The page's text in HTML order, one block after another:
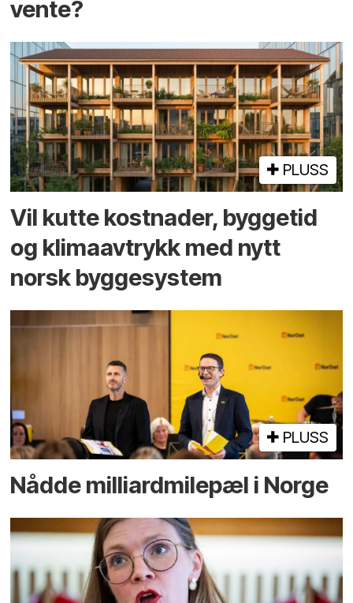
vente?
PLUSS
Vil kutte kostnader, byggetid
og klima­avtrykk med nytt
norsk bygge­system
PLUSS
Nådde milliard­­milepæl i Norge